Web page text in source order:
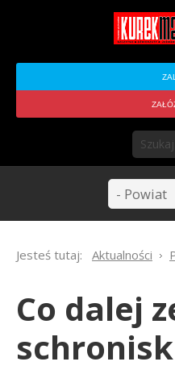
Jesteś tutaj: Aktualności
Co dalej